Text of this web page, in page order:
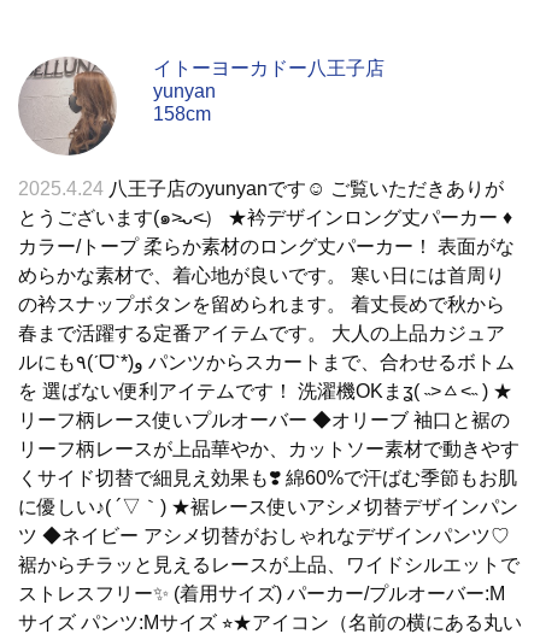
イトーヨーカドー八王子店
yunyan
158cm
2025.4.24 八王子店のyunyanです☺︎ ご覧いただきありが
とうございます(๑˃̵ᴗ˂̵） ★衿デザインロング丈パーカー ♦︎
カラー/トープ 柔らか素材のロング丈パーカー！ 表面がな
めらかな素材で、着心地が良いです。 寒い日には首周り
の衿スナップボタンを留められます。 着丈長めで秋から
春まで活躍する定番アイテムです。 大人の上品カジュア
ルにも٩(ˊᗜˋ*)و パンツからスカートまで、合わせるボトム
を 選ばない便利アイテムです！ 洗濯機OKまʓ( ˵ >ㅿ<˵ ) ★
リーフ柄レース使いプルオーバー ◆オリーブ 袖口と裾の
リーフ柄レースが上品華やか、カットソー素材で動きやす
くサイド切替で細見え効果も❣️ 綿60%で汗ばむ季節もお肌
に優しい♪( ´▽｀) ★裾レース使いアシメ切替デザインパン
ツ ◆ネイビー アシメ切替がおしゃれなデザインパンツ♡
裾からチラッと見えるレースが上品、ワイドシルエットで
ストレスフリー✨ (着用サイズ) パーカー/プルオーバー:M
サイズ パンツ:Mサイズ ⭐︎★アイコン（名前の横にある丸い